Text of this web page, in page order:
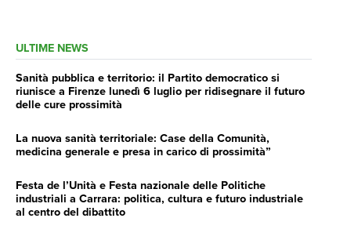
ULTIME NEWS
Sanità pubblica e territorio: il Partito democratico si
riunisce a Firenze lunedì 6 luglio per ridisegnare il futuro
delle cure prossimità
La nuova sanità territoriale: Case della Comunità,
medicina generale e presa in carico di prossimità”
Festa de l’Unità e Festa nazionale delle Politiche
industriali a Carrara: politica, cultura e futuro industriale
al centro del dibattito